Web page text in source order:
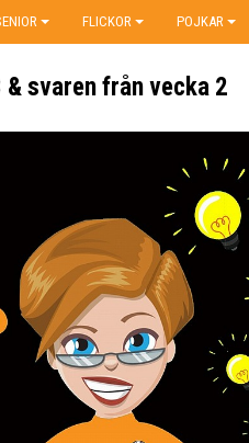
FLICKOR POJKAR
svaren från vecka 2